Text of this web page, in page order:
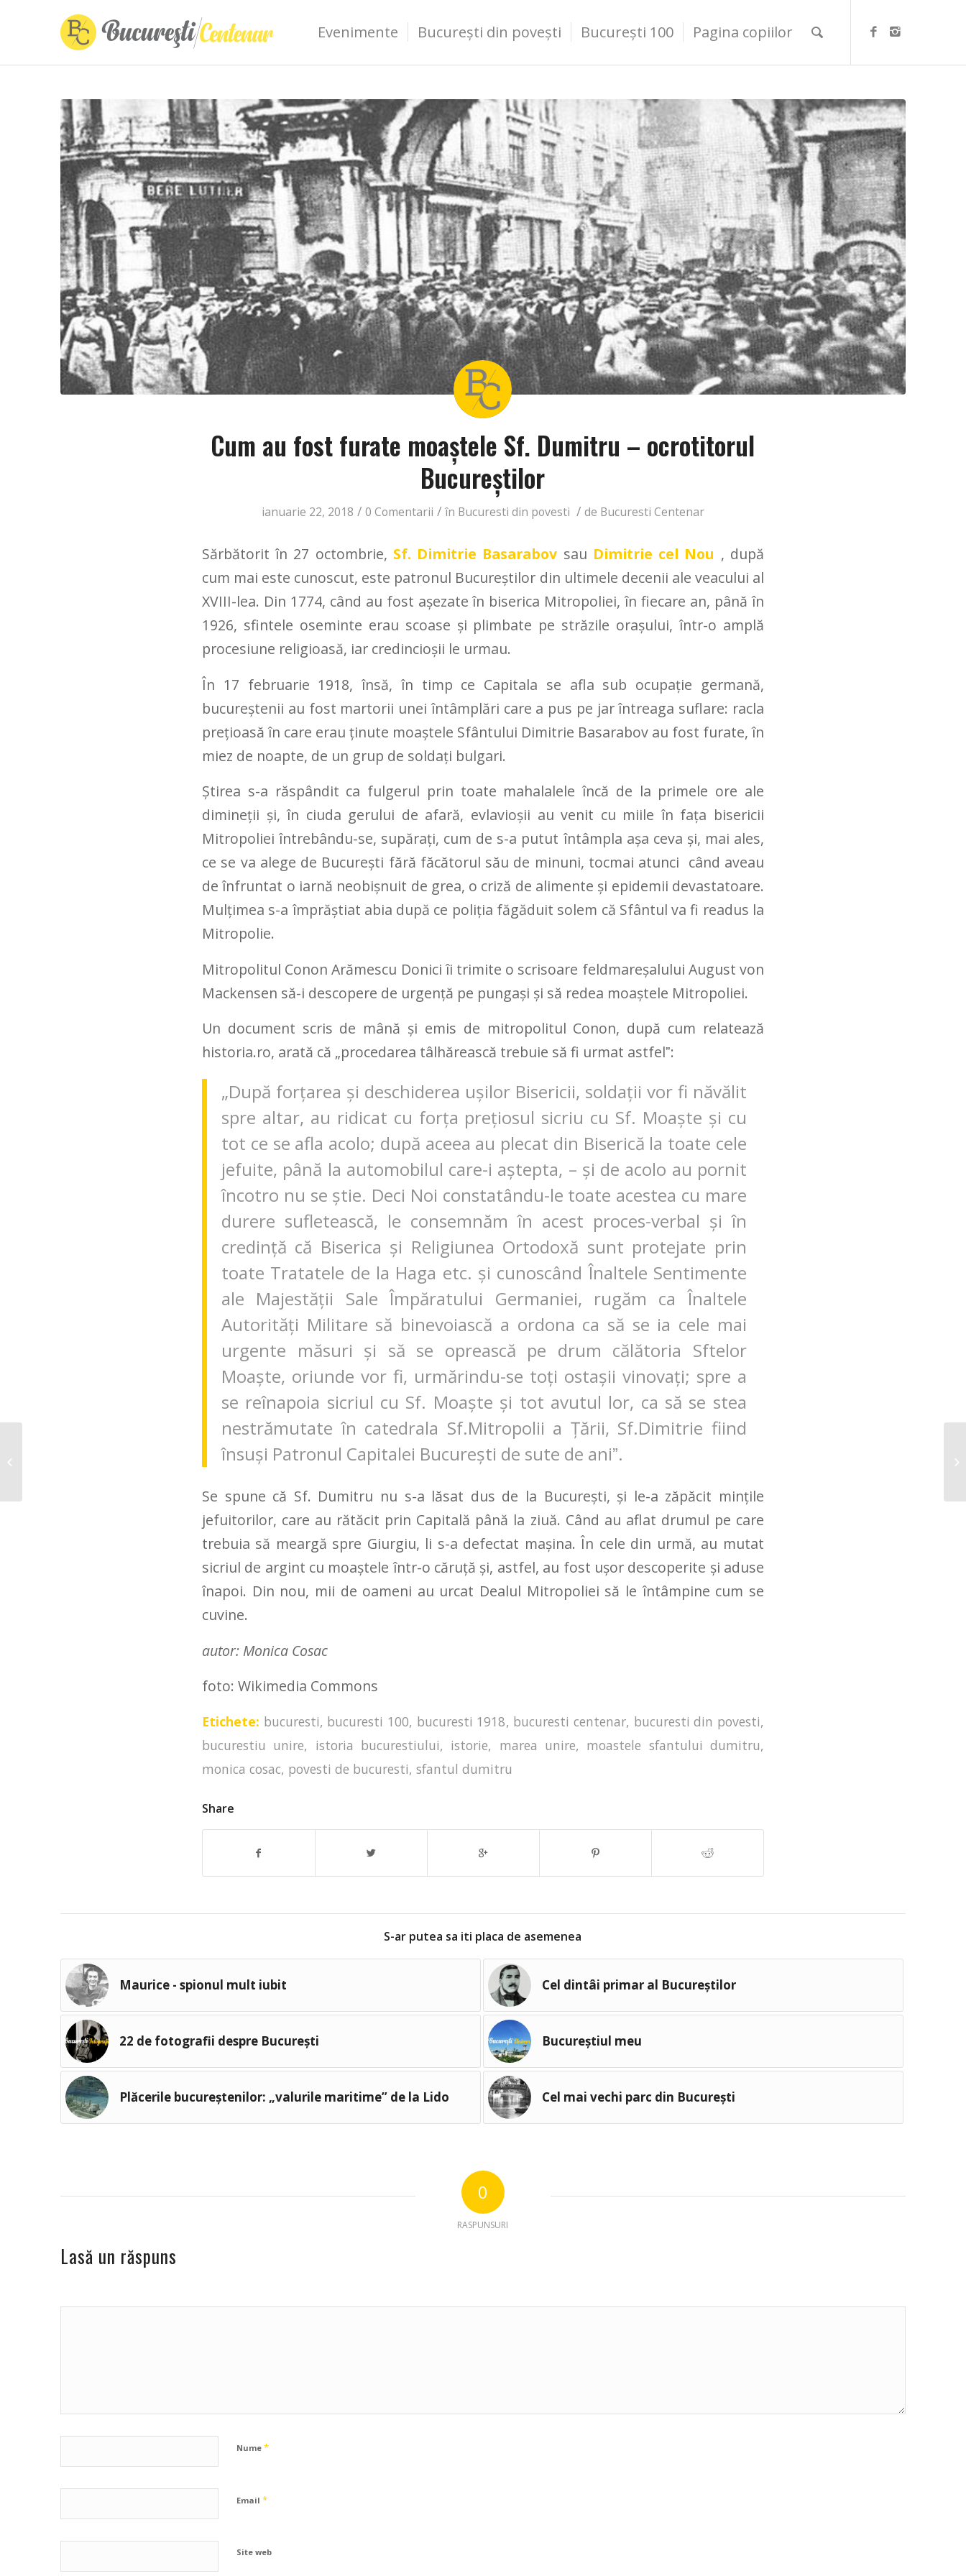
Evenimente București din povești București 100 Pagina copiilor
Cum au fost furate moaştele Sf. Dumitru – ocrotitorul
Bucureştilor
ianuarie 22, 2018 / 0 Comentarii / în Bucuresti din povesti / de Bucuresti Centenar
Sărbătorit în 27 octombrie, Sf. Dimitrie Basarabov sau Dimitrie cel Nou , după
cum mai este cunoscut, este patronul Bucureștilor din ultimele decenii ale veacului al
XVIII-lea. Din 1774, când au fost aşezate în biserica Mitropoliei, în fiecare an, până în
1926, sfintele oseminte erau scoase şi plimbate pe străzile oraşului, într-o amplă
procesiune religioasă, iar credincioşii le urmau.
În 17 februarie 1918, însă, în timp ce Capitala se afla sub ocupație germană,
bucureştenii au fost martorii unei întâmplări care a pus pe jar întreaga suflare: racla
preţioasă în care erau ţinute moaştele Sfântului Dimitrie Basarabov au fost furate, în
miez de noapte, de un grup de soldaţi bulgari.
Ştirea s-a răspândit ca fulgerul prin toate mahalalele încă de la primele ore ale
dimineţii şi, în ciuda gerului de afară, evlavioşii au venit cu miile în faţa bisericii
Mitropoliei întrebându-se, supăraţi, cum de s-a putut întâmpla aşa ceva şi, mai ales,
ce se va alege de Bucureşti fără făcătorul său de minuni, tocmai atunci când aveau
de înfruntat o iarnă neobişnuit de grea, o criză de alimente şi epidemii devastatoare.
Mulţimea s-a împrăştiat abia după ce poliţia făgăduit solem că Sfântul va fi readus la
Mitropolie.
Mitropolitul Conon Arămescu Donici îi trimite o scrisoare feldmareşalului August von
Mackensen să-i descopere de urgenţă pe pungaşi şi să redea moaştele Mitropoliei.
Un document scris de mână și emis de mitropolitul Conon, după cum relatează
historia.ro, arată că „procedarea tâlhărească trebuie să fi urmat astfelˮ:
„După forțarea și deschiderea ușilor Bisericii, soldații vor fi năvălit
spre altar, au ridicat cu forța prețiosul sicriu cu Sf. Moaște și cu
tot ce se afla acolo; după aceea au plecat din Biserică la toate cele
jefuite, până la automobilul care-i aștepta, – și de acolo au pornit
încotro nu se știe. Deci Noi constatându-le toate acestea cu mare
durere sufletească, le consemnăm în acest proces-verbal și în
credință că Biserica și Religiunea Ortodoxă sunt protejate prin
toate Tratatele de la Haga etc. și cunoscând Înaltele Sentimente
ale Majestății Sale Împăratului Germaniei, rugăm ca Înaltele
Autorități Militare să binevoiască a ordona ca să se ia cele mai
urgente măsuri și să se oprească pe drum călătoria Sftelor
Moaște, oriunde vor fi, urmărindu-se toți ostașii vinovați; spre a
se reînapoia sicriul cu Sf. Moaște și tot avutul lor, ca să se stea
nestrămutate în catedrala Sf.Mitropolii a Țării, Sf.Dimitrie fiind
însuși Patronul Capitalei București de sute de aniˮ.
Se spune că Sf. Dumitru nu s-a lăsat dus de la Bucureşti, şi le-a zăpăcit minţile
jefuitorilor, care au rătăcit prin Capitală până la ziuă. Când au aflat drumul pe care
trebuia să meargă spre Giurgiu, li s-a defectat maşina. În cele din urmă, au mutat
sicriul de argint cu moaştele într-o căruţă şi, astfel, au fost uşor descoperite şi aduse
înapoi. Din nou, mii de oameni au urcat Dealul Mitropoliei să le întâmpine cum se
cuvine.
autor: Monica Cosac
foto: Wikimedia Commons
Etichete: bucuresti, bucuresti 100, bucuresti 1918, bucuresti centenar, bucuresti din povesti,
bucurestiu unire, istoria bucurestiului, istorie, marea unire, moastele sfantului dumitru,
monica cosac, povesti de bucuresti, sfantul dumitru
Share
S-ar putea sa iti placa de asemenea
Maurice - spionul mult iubit Cel dintâi primar al Bucureştilor
22 de fotografii despre București Bucureștiul meu
Plăcerile bucureștenilor: „valurile maritime” de la Lido Cel mai vechi parc din Bucureşti
0
RASPUNSURI
Lasă un răspuns
Nume *
Email *
Site web